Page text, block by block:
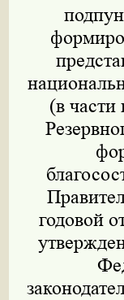
(в части
годовой